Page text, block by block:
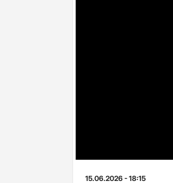
15.06.2026 - 18:15